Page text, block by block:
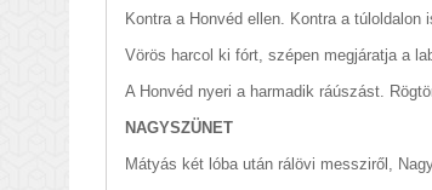
Kontra a Honvéd ellen. Kontra a túloldalon
Vörös harcol ki fórt, szépen megjáratja a
A Honvéd nyeri a harmadik ráúszást.
NAGYSZÜNET
Mátyás két lóba után rálövi messziről,